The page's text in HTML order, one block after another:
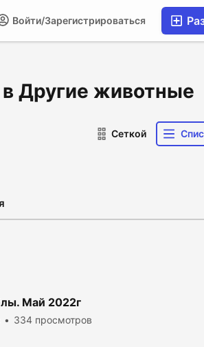
Войти/Зарегистрироваться
в Другие животные
Сеткой
Май 2022г
334 просмотров